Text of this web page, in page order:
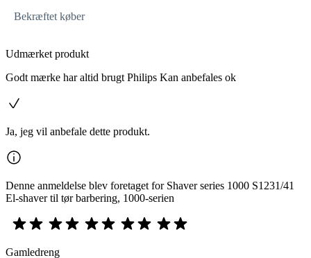
Bekræftet køber
Udmærket produkt
Godt mærke har altid brugt Philips Kan anbefales ok
Ja, jeg vil anbefale dette produkt.
Denne anmeldelse blev foretaget for Shaver series 1000 S1231/41
El-shaver til tør barbering, 1000-serien
Gamledreng